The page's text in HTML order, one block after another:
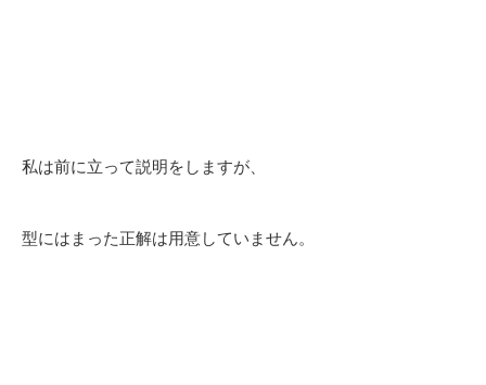
私は前に立って説明をしますが、
型にはまった正解は用意していません。